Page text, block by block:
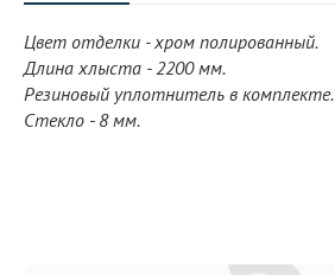
Цвет отделки - хром полированный.
Длина хлыста - 2200 мм.
Резиновый уплотнитель в комплекте.
Стекло - 8 мм.